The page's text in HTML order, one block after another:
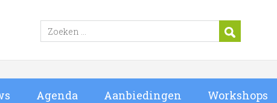
Agenda Aanbiedingen Workshops